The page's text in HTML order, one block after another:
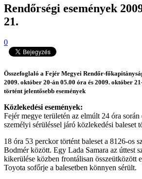
Rendőrségi események
21.
0
Összefoglaló a Fejér Megyei Rendőr-
2009. október 20-án 05.00 óra és 2009. október
történt jelentősebb események
Közlekedési események:
Fejér megye területén az elmúlt 24 óra
személyi sérüléssel járó közlekedési baleset
18 óra 53 perckor történt baleset a 8126-os
Bodmér között. Egy Lada Samara az úttest
kikerülése közben frontálisan összeütközött
Toyota sofőrje a balesetben könnyen sérült.